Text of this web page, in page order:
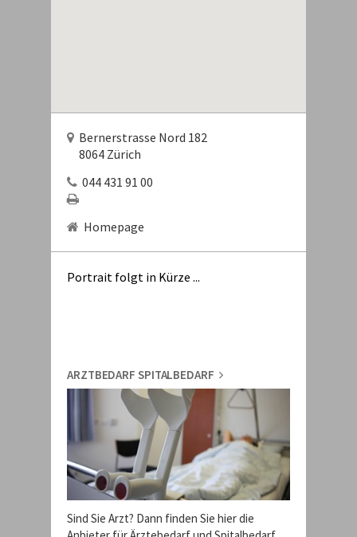
Bernerstrasse Nord 182
8064 Zürich
044 431 91 00
Homepage
Portrait folgt in Kürze ...
ARZTBEDARF SPITALBEDARF
Sind Sie Arzt? Dann finden Sie hier die